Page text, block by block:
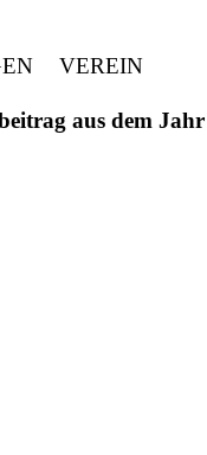
VEREIN
aus dem